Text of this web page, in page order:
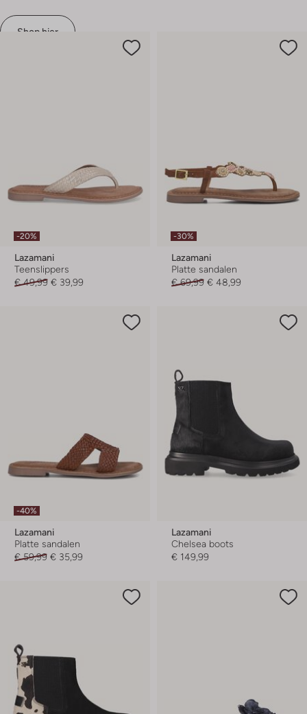
Shop hier
-20%
Lazamani
Teenslippers
€ 49,99 € 39,99
-30%
Lazamani
Platte sandalen
€ 69,99 € 48,99
-40%
Lazamani
Platte sandalen
€ 59,99 € 35,99
Lazamani
Chelsea boots
€ 149,99